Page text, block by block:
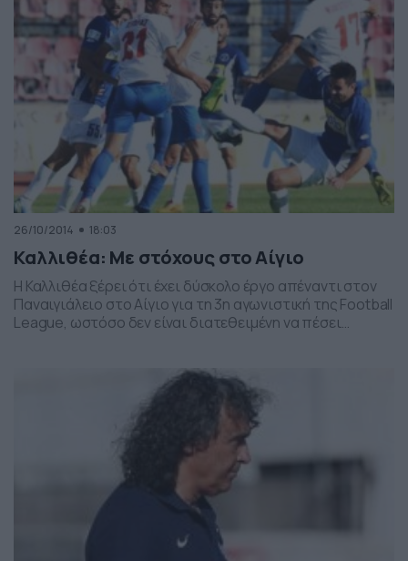
26/10/2014 18:03
Καλλιθέα: Με στόχους στο Αίγιο
Η Καλλιθέα ξέρει ότι έχει δύσκολο έργο απέναντι στον
Παναιγιάλειο στο Αίγιο για τη 3η αγωνιστική της Football
League, ωστόσο δεν είναι διατεθειμένη να πέσει
ποιοτικότερες ομάδες του ομίλου, τον Παναιγιάλειο,
προκειμένου να ξεκολλήσουν από τις τελευταίες θέσεις
του βαθμολογικού […]